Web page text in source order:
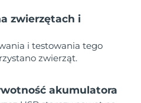
zwierzętach i
i testowania tego
zwierząt.
akumulatora